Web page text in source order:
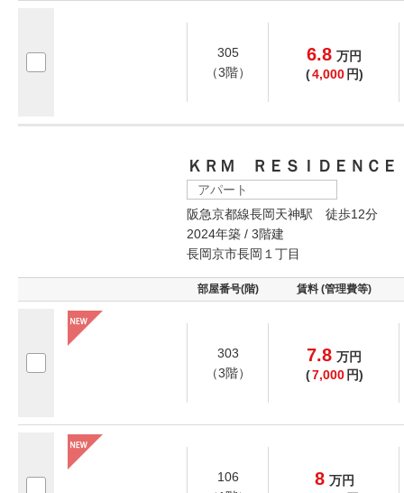
305
（3階）
6.8 万円
(4,000 円)
ＫＲＭ ＲＥＳＩＤＥＮＣ
アパート
阪急京都線長岡天神駅 徒歩12分
2024年築 / 3階建
長岡京市長岡１丁目
部屋番号(階) 賃料 (管理費等)
303
（3階）
7.8 万円
(7,000 円)
106
8 万円